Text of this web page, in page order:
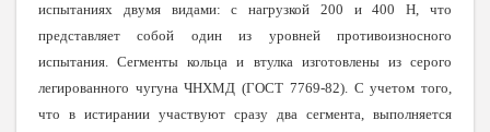
испытаниях двумя видами: с нагрузкой 200 и 400 Н, что
представляет собой один из уровней противоизносного
испытания. Сегменты кольца и втулка изготовлены из серого
легированного чугуна ЧНХМД (ГОСТ 7769-82). С учетом того,
что в истирании участвуют сразу два сегмента, выполняется